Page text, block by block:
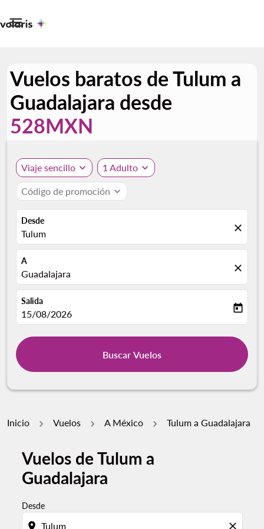

Vuelos baratos de Tulum a
Guadalajara desde
528MXN
Viaje sencillo expand_more 1 Adulto expand_more
Código de promoción expand_more
Desde
Tulum close
A
Guadalajara close
Salida
fc-booking-departure-date-aria-label
15/08/2026 today
Buscar Vuelos
Inicio Vuelos A México Tulum a Guadalajara
Vuelos de Tulum a
Guadalajara
Desde
location_on close